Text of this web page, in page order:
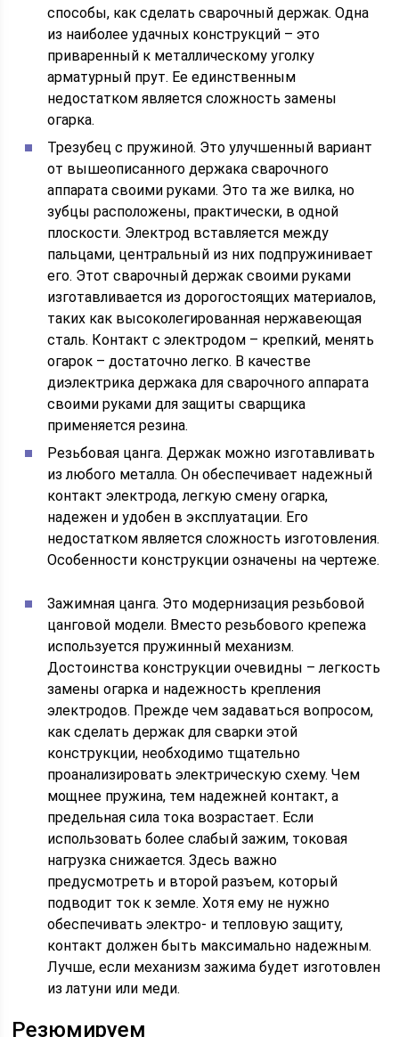
способы, как сделать сварочный держак. Одна
из наиболее удачных конструкций – это
приваренный к металлическому уголку
арматурный прут. Ее единственным
недостатком является сложность замены
огарка.
Трезубец с пружиной. Это улучшенный вариант
от вышеописанного держака сварочного
аппарата своими руками. Это та же вилка, но
зубцы расположены, практически, в одной
плоскости. Электрод вставляется между
пальцами, центральный из них подпружинивает
его. Этот сварочный держак своими руками
изготавливается из дорогостоящих материалов,
таких как высоколегированная нержавеющая
сталь. Контакт с электродом – крепкий, менять
огарок – достаточно легко. В качестве
диэлектрика держака для сварочного аппарата
своими руками для защиты сварщика
применяется резина.
Резьбовая цанга. Держак можно изготавливать
из любого металла. Он обеспечивает надежный
контакт электрода, легкую смену огарка,
надежен и удобен в эксплуатации. Его
недостатком является сложность изготовления.
Особенности конструкции означены на чертеже.
Зажимная цанга. Это модернизация резьбовой
цанговой модели. Вместо резьбового крепежа
используется пружинный механизм.
Достоинства конструкции очевидны – легкость
замены огарка и надежность крепления
электродов. Прежде чем задаваться вопросом,
как сделать держак для сварки этой
конструкции, необходимо тщательно
проанализировать электрическую схему. Чем
мощнее пружина, тем надежней контакт, а
предельная сила тока возрастает. Если
использовать более слабый зажим, токовая
нагрузка снижается. Здесь важно
предусмотреть и второй разъем, который
подводит ток к земле. Хотя ему не нужно
обеспечивать электро- и тепловую защиту,
контакт должен быть максимально надежным.
Лучше, если механизм зажима будет изготовлен
из латуни или меди.
Резюмируем